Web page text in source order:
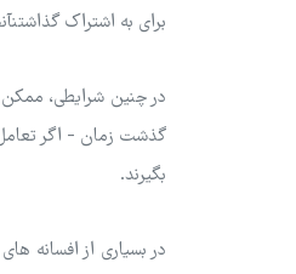
برای به اشتراک
در چنین شرایطی، ممکن
گذشت زمان - اگر
بگیرند.
در بسیاری از افسانه